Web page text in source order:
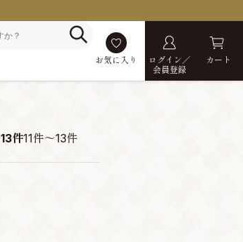
お気に入り
ログイン／
会員登録
カート
13件11件～13件